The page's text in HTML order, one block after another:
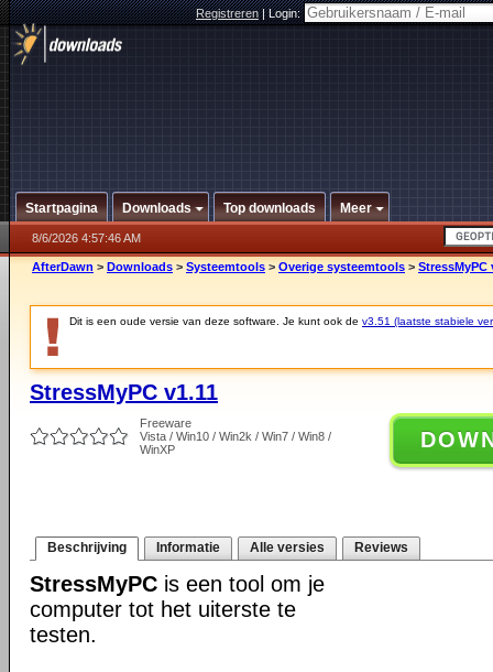
Registreren|Login:
Startpagina Downloads Top downloads Meer
8/6/2026 4:57:46 AM
AfterDawn > Downloads > Systeemtools > Overige systeemtools > StressMyPC
Dit is een oude versie van deze software. Je kunt ook de v3.51 (laatste stabiele
StressMyPC v1.11
Freeware
Vista / Win10 / Win2k / Win7 / Win8 /
WinXP
Beschrijving Informatie Alle versies Reviews
StressMyPC is een tool om je
computer tot het uiterste te
testen.